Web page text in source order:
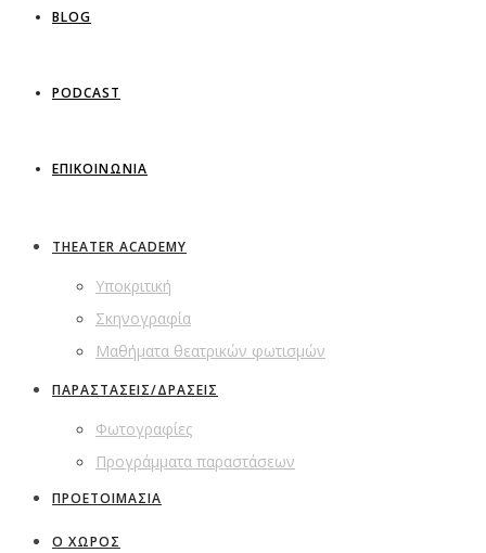
BLOG
PODCAST
ΕΠΙΚΟΙΝΩΝΙΑ
THEATER ACADEMY
Υποκριτική
Σκηνογραφία
Μαθήματα θεατρικών φωτισμών
ΠΑΡΑΣΤΑΣΕΙΣ/ΔΡΑΣΕΙΣ
Φωτογραφίες
Προγράμματα παραστάσεων
ΠΡΟΕΤΟΙΜΑΣΙΑ
Ο ΧΩΡΟΣ